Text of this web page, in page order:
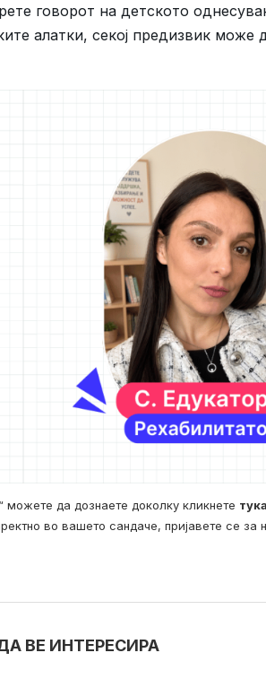
говорот на детското
алатки, секој предизвик може
да дознаете доколку кликнете тука,
во вашето сандаче, пријавете се за
ВЕ ИНТЕРЕСИРА